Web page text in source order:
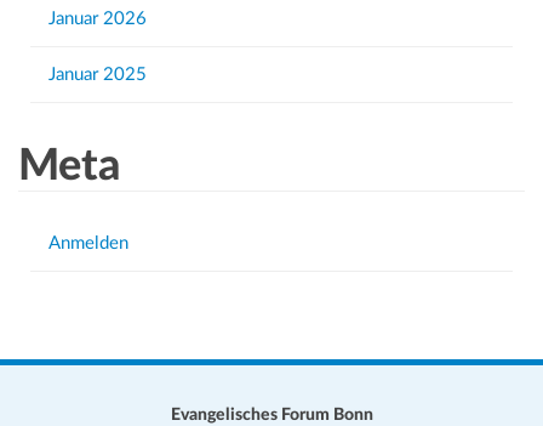
Januar 2026
Januar 2025
Meta
Anmelden
Evangelisches Forum Bonn